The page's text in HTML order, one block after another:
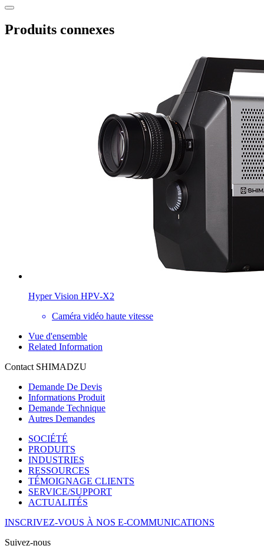
Produits connexes
Hyper Vision HPV-X2
Caméra vidéo haute vitesse
Vue d'ensemble
Related Information
Contact SHIMADZU
Demande De Devis
Informations Produit
Demande Technique
Autres Demandes
SOCIÉTÉ
PRODUITS
INDUSTRIES
RESSOURCES
TÉMOIGNAGE CLIENTS
SERVICE/SUPPORT
ACTUALITÉS
INSCRIVEZ-VOUS À NOS E-COMMUNICATIONS
Suivez-nous